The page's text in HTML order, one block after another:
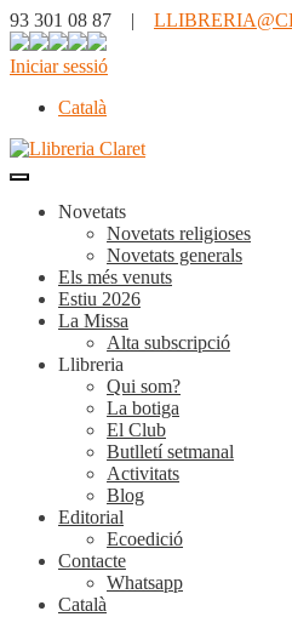
93 301 08 87 |
Iniciar sessió
Català
Novetats
Novetats religioses
Novetats generals
Els més venuts
Estiu 2026
La Missa
Alta subscripció
Llibreria
Qui som?
La botiga
El Club
Butlletí setmanal
Activitats
Blog
Editorial
Ecoedició
Contacte
Whatsapp
Català